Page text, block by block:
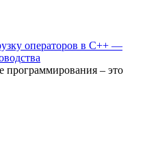
операторов в C++ —
программирования – это